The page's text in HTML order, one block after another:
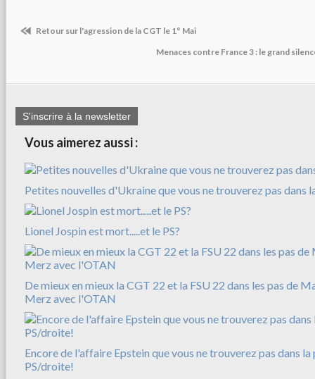
Retour sur l'agression de la CGT le 1° Mai
Menaces contre France 3 : le grand
S'inscrire à la newsletter
Vous aimerez aussi :
Petites nouvelles d'Ukraine que vous ne trouverez pas dans
Lionel Jospin est mort.....et le PS?
De mieux en mieux la CGT 22 et la FSU 22 dans les pas de
Merz avec l'OTAN
Encore de l'affaire Epstein que vous ne trouverez pas dans
PS/droite!